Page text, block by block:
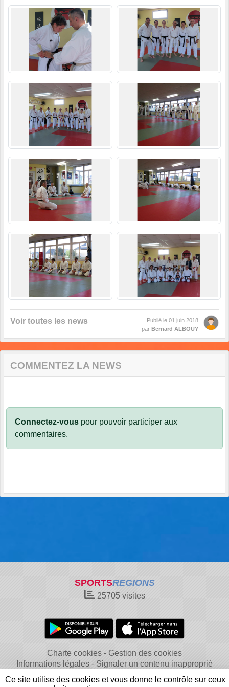
Voir toutes les news Publié le 01 juin 2018
par Bernard ALBOUY
COMMENTEZ LA NEWS
Connectez-vous pour pouvoir participer aux
commentaires.
SPORTSREGIONS
25705visites
Charte cookies
Gestion des cookies
Informations légales
Signaler un contenu inapproprié
Ce site utilise des cookies et vous donne le contrôle sur ceux